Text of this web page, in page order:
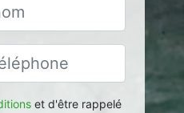
et d'être rappelé